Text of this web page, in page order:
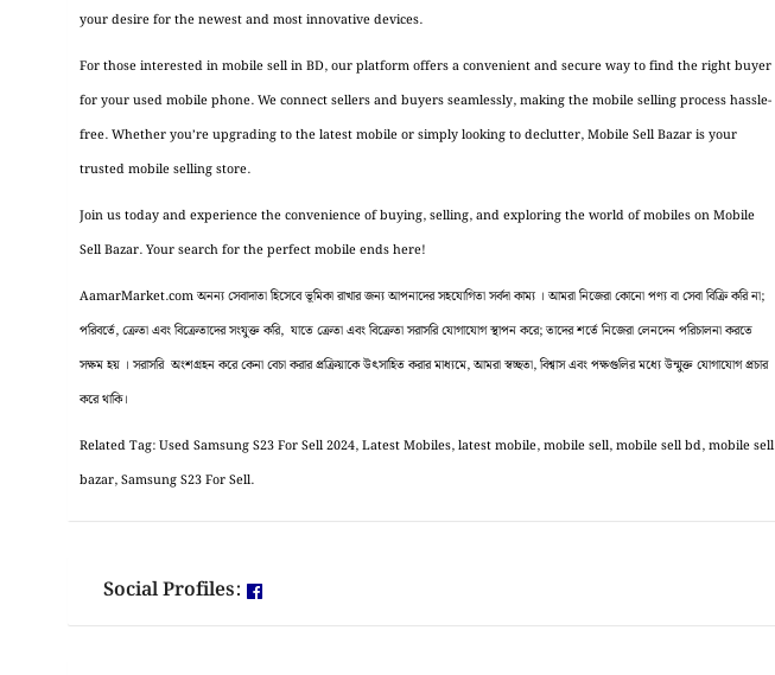
your desire for the newest and most innovative devices.
For those interested in mobile sell in BD, our platform offers a convenient and secure way to find the right buyer
for your used mobile phone. We connect sellers and buyers seamlessly, making the mobile selling process hassle-
free. Whether you’re upgrading to the latest mobile or simply looking to declutter, Mobile Sell Bazar is your
trusted mobile selling store.
Join us today and experience the convenience of buying, selling, and exploring the world of mobiles on Mobile
Sell Bazar. Your search for the perfect mobile ends here!
AamarMarket.com অনন্য সেবাদাতা হিসেবে ভূমিকা রাখার জন্য আপনাদের সহযোগিতা সর্বদা কাম্য । আমরা নিজেরা কোনো পণ্য বা সেবা বিক্রি করি না;
পরিবর্তে, ক্রেতা এবং বিক্রেতাদের সংযুক্ত করি, যাতে ক্রেতা এবং বিক্রেতা সরাসরি যোগাযোগ স্থাপন করে; তাদের শর্তে নিজেরা লেনদেন পরিচালনা করতে
সক্ষম হয় । সরাসরি অংশগ্রহন করে কেনা বেচা করার প্রক্রিয়াকে উৎসাহিত করার মাধ্যমে, আমরা স্বচ্ছতা, বিশ্বাস এবং পক্ষগুলির মধ্যে উন্মুক্ত যোগাযোগ প্রচার
করে থাকি।
Related Tag: Used Samsung S23 For Sell 2024, Latest Mobiles, latest mobile, mobile sell, mobile sell bd, mobile sell
bazar, Samsung S23 For Sell.
Social Profiles: